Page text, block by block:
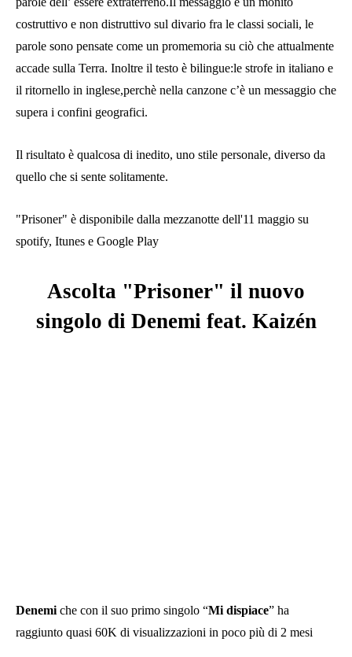
costruttivo e non distruttivo sul divario fra le classi sociali, le
parole sono pensate come un promemoria su ciò che attualmente
accade sulla Terra. Inoltre il testo è bilingue:le strofe in italiano e
il ritornello in inglese,perchè nella canzone c’è un messaggio che
supera i confini geografici.
Il risultato è qualcosa di inedito, uno stile personale, diverso da
quello che si sente solitamente.
"Prisoner" è disponibile dalla mezzanotte dell'11 maggio su
spotify, Itunes e Google Play
Ascolta "Prisoner" il nuovo
singolo di Denemi feat. Kaizén
Denemiche con il suo primo singolo “Mi dispiace” ha
raggiunto quasi 60K di visualizzazioni in poco più di 2 mesi